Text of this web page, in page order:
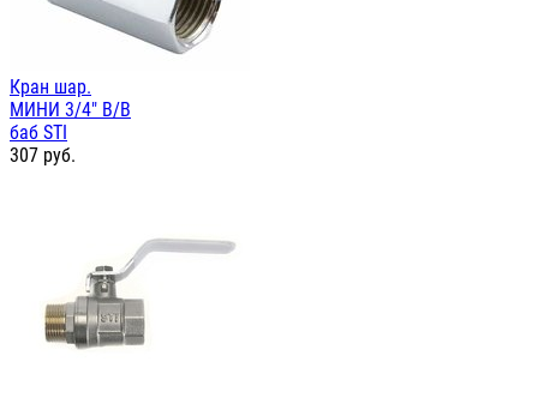
Кран шар.
МИНИ 3/4" В/В
баб STI
307 руб.